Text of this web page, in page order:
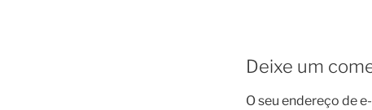
Deixe um
O seu endereço de